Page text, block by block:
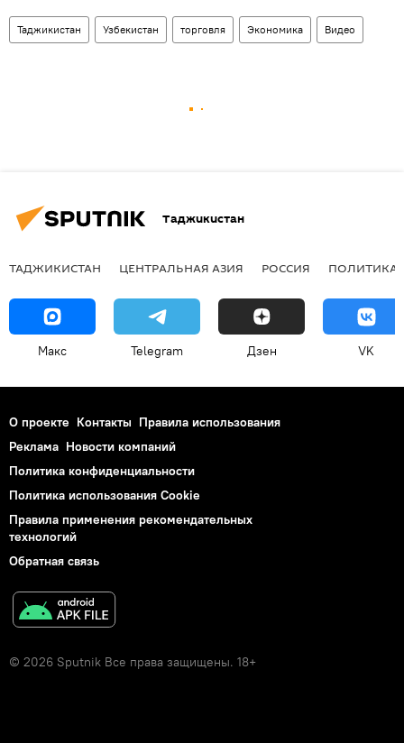
Таджикистан Узбекистан торговля Экономика Видео
Таджикистан
ТАДЖИКИСТАН ЦЕНТРАЛЬНАЯ АЗИЯ РОССИЯ ПОЛИТИКА
Макс Telegram Дзен VK
О проекте Контакты Правила использования
Реклама Новости компаний
Политика конфиденциальности
Политика использования Cookie
Правила применения рекомендательных
технологий
Обратная связь
© 2026 Sputnik Все права защищены. 18+